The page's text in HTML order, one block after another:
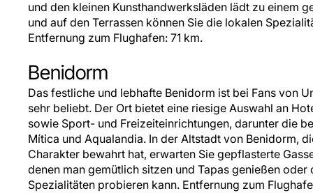
und den kleinen Kunsthandwerksläden lädt zu einem
und auf den Terrassen können Sie die lokalen
Entfernung zum Flughafen: 71 km.
Benidorm
Das festliche und lebhafte Benidorm ist bei Fans von
sehr beliebt. Der Ort bietet eine riesige Auswahl an
sowie Sport- und Freizeiteinrichtungen, darunter die
Mítica und Aqualandia. In der Altstadt von Benidorm,
Charakter bewahrt hat, erwarten Sie gepflasterte
denen man gemütlich sitzen und Tapas genießen oder
Spezialitäten probieren kann. Entfernung zum